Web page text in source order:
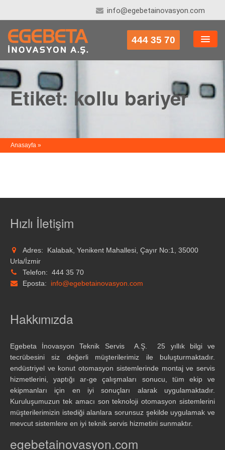
info@egebetainovasyon.com
444 35 70
HAKKIMIZDA
KONUT SISTEMLERI
TICARI SISTEMLER
İLETIŞIM
Etiket: kollu bariyer
Anasayfa »
Hızlı İletişim
Adres:
Kalabak, Yenikent Mahallesi, Çayır No:1, 35000
Urla/İzmir
Telefon: 444 35 70
Eposta:
info@egebetainovasyon.com
Hakkımızda
Egebeta İnovasyon Teknik Servis A.Ş. 25 yıllık bilgi ve
tecrübesini siz değerli müşterilerimiz ile buluşturmaktadır.
endüstriyel ve konut otomasyon sistemlerinde montaj ve servis
hizmetlerini, yaptığı ar-ge çalışmaları sonucu, tüm ekip ve
ekipmanları için en iyi sonuçları alarak uygulamaktadır.
Kuruluşumuzun tek amacı son teknoloji otomasyon sistemlerini
müşterilerimizin istediği alanlara sorunsuz şekilde uygulamak ve
mevcut sistemlere en iyi teknik servis hizmetini sunmaktır.
egebetainovasyon.com